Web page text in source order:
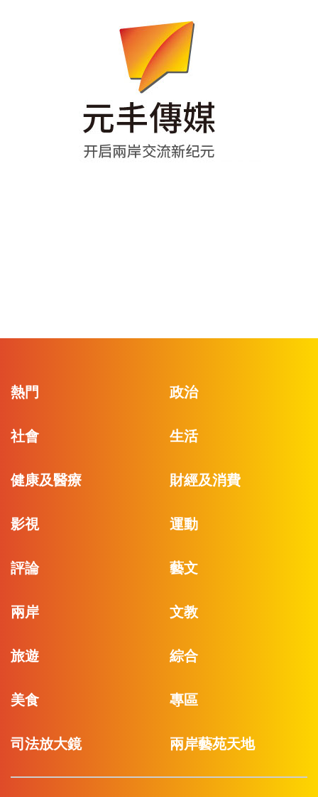
熱門 政治
社會 生活
健康及醫療 財經及消費
影視 運動
評論 藝文
兩岸 文教
旅遊 綜合
美食 專區
司法放大鏡 兩岸藝苑天地